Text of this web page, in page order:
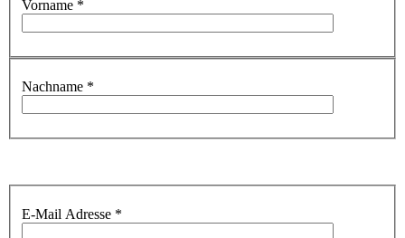
Vorname *
Nachname *
E-Mail Adresse *